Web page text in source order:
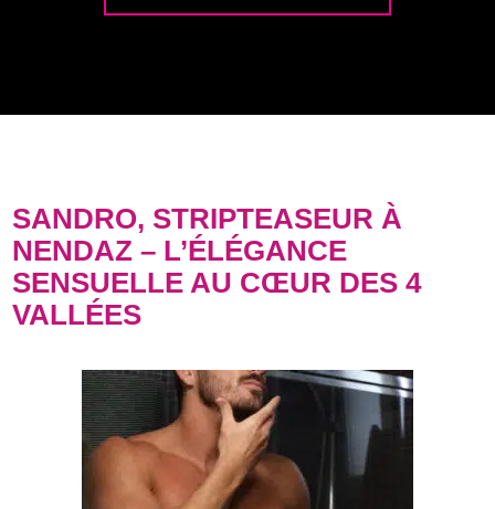
SANDRO, STRIPTEASEUR À
NENDAZ – L’ÉLÉGANCE
SENSUELLE AU CŒUR DES 4
VALLÉES